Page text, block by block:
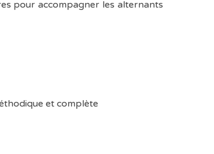
pour accompagner les alternants
et complète